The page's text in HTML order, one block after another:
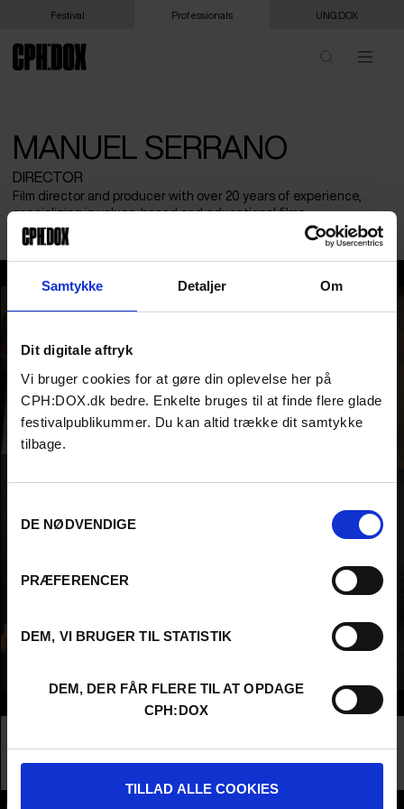
Samtykke Detaljer Om
Dit digitale aftryk
Vi bruger cookies for at gøre din oplevelse her på
CPH:DOX.dk bedre. Enkelte bruges til at finde flere glade
festivalpublikummer. Du kan altid trække dit samtykke
tilbage.
DE NØDVENDIGE
PRÆFERENCER
DEM, VI BRUGER TIL STATISTIK
DEM, DER FÅR FLERE TIL AT OPDAGE
CPH:DOX
TILLAD ALLE COOKIES
Festival Professionals UNG:DOX
MANUEL SERRANO
DIRECTOR
Film director and producer with over 20 years of experience,
specializing in values-based and educational films.
Company
SAN FILMIN